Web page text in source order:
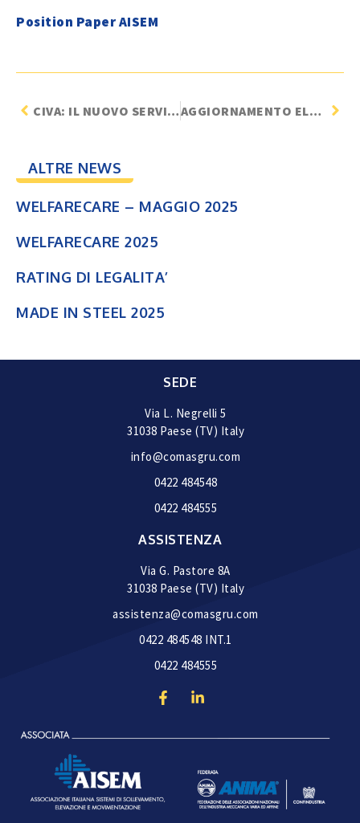
Position Paper AISEM
CIVA: IL NUOVO SERVIZIO INAIL AGGIORNAMENTO ELENCO SOGGETTI ABILITATI
ALTRE NEWS
WELFARECARE – MAGGIO 2025
WELFARECARE 2025
RATING DI LEGALITA’
MADE IN STEEL 2025
SEDE
Via L. Negrelli 5
31038 Paese (TV) Italy
info@comasgru.com
0422 484548
0422 484555
ASSISTENZA
Via G. Pastore 8A
31038 Paese (TV) Italy
assistenza@comasgru.com
0422 484548 INT.1
0422 484555